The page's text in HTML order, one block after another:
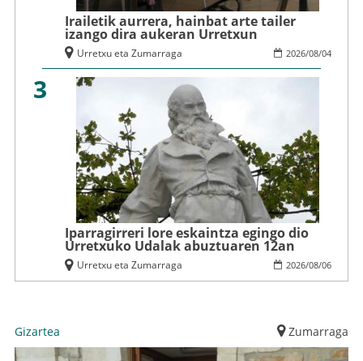
Irailetik aurrera, hainbat arte tailer
izango dira aukeran Urretxun
2026/08/04
Urretxu eta Zumarraga
3
Iparragirreri lore eskaintza egingo dio
Urretxuko Udalak abuztuaren 12an
2026/08/06
Urretxu eta Zumarraga
Gizartea Zumarraga